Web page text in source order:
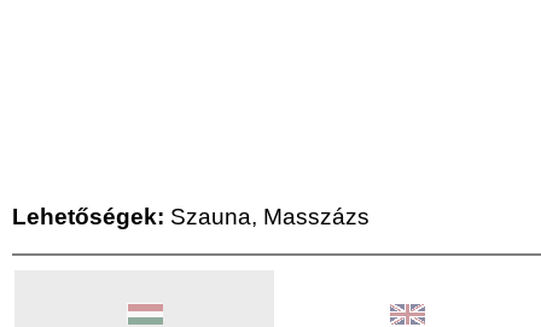
Lehetőségek: Szauna, Masszázs